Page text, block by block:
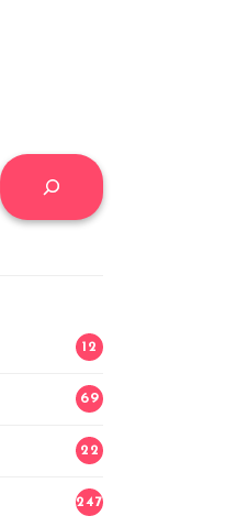
12
69
22
247